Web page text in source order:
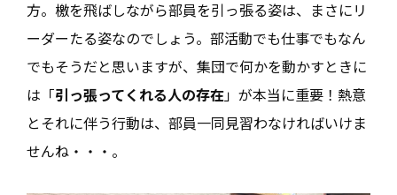
方。檄を飛ばしながら部員を引っ張る姿は、まさにリ
ーダーたる姿なのでしょう。部活動でも仕事でもなん
でもそうだと思いますが、集団で何かを動かすときに
は「引っ張ってくれる人の存在 」が本当に重要！熱意
とそれに伴う行動は、部員一同見習わなければいけま
せんね・・・。